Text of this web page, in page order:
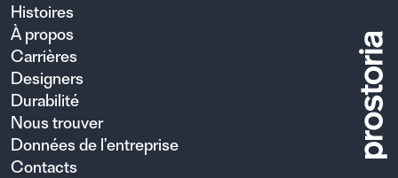
Histoires
À propos
Carrières
Designers
Durabilité
Nous trouver
Données de l’entreprise
Contacts